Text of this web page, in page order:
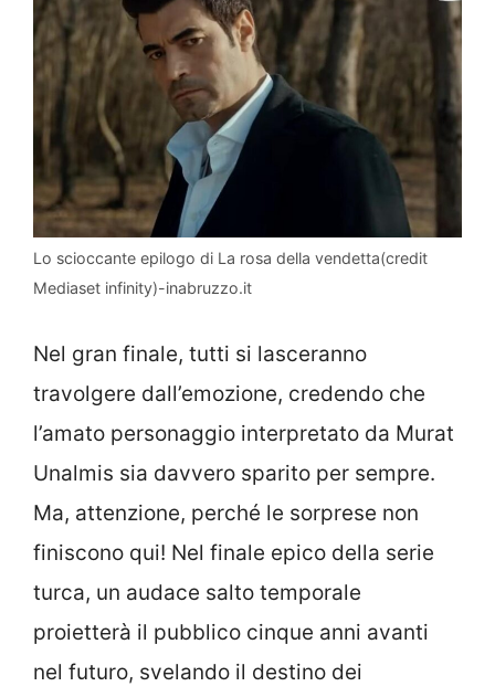
Lo scioccante epilogo di La rosa della vendetta(credit
Mediaset infinity)-inabruzzo.it
Nel gran finale, tutti si lasceranno
travolgere dall’emozione, credendo che
l’amato personaggio interpretato da Murat
Unalmis sia davvero sparito per sempre.
Ma, attenzione, perché le sorprese non
finiscono qui! Nel finale epico della serie
turca, un audace salto temporale
proietterà il pubblico cinque anni avanti
nel futuro, svelando il destino dei